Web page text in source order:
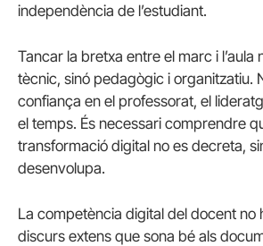
independència de l’estudiant.
Tancar la bretxa entre el marc i l’aula
tècnic, sinó pedagògic i organitzatiu.
confiança en el professorat, el
el temps. És necessari comprendre
transformació digital no es decreta,
desenvolupa.
La competència digital del docent no
discurs extens que sona bé als